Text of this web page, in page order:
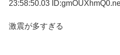
23:58:50.03
激震が多すぎる